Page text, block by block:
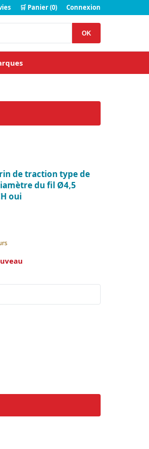
🛒 Panier (0) Connexion
OK
de traction type de
du fil Ø4,5
oui